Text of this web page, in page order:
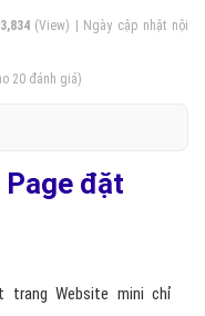
(View) | Ngày cập nhật nội
20 đánh giá)
Page đặt
Website mini chỉ